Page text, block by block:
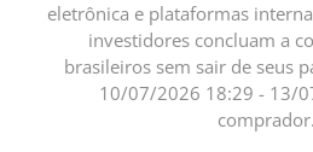
eletrônica e plataformas
investidores concluam a
brasileiros sem sair de seus
10/07/2026 18:29 - 13/